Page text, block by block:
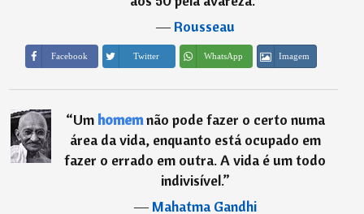
―Rousseau
Facebook Twitter WhatsApp Imagem
“Um homemnão pode fazer o certo numa
área da vida, enquanto está ocupado em
fazer o errado em outra. A vida é um todo
indivisível.”
―Mahatma Gandhi